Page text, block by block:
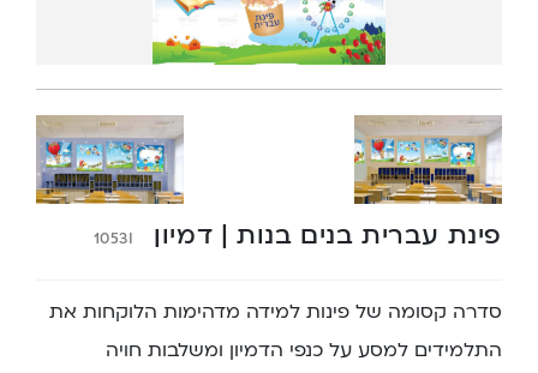
פינת עברית בנים בנות | דמיון 1053I
סדרה קסומה של פינות למידה מדהימות הלוקחות את
התלמידים למסע על כנפי הדמיון ומשלבות חויה